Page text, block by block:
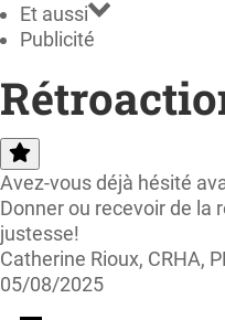
Et aussi
Publicité
Avez-vous déjà hésité
Donner ou recevoir de la
justesse!
Catherine Rioux, CRHA,
05/08/2025